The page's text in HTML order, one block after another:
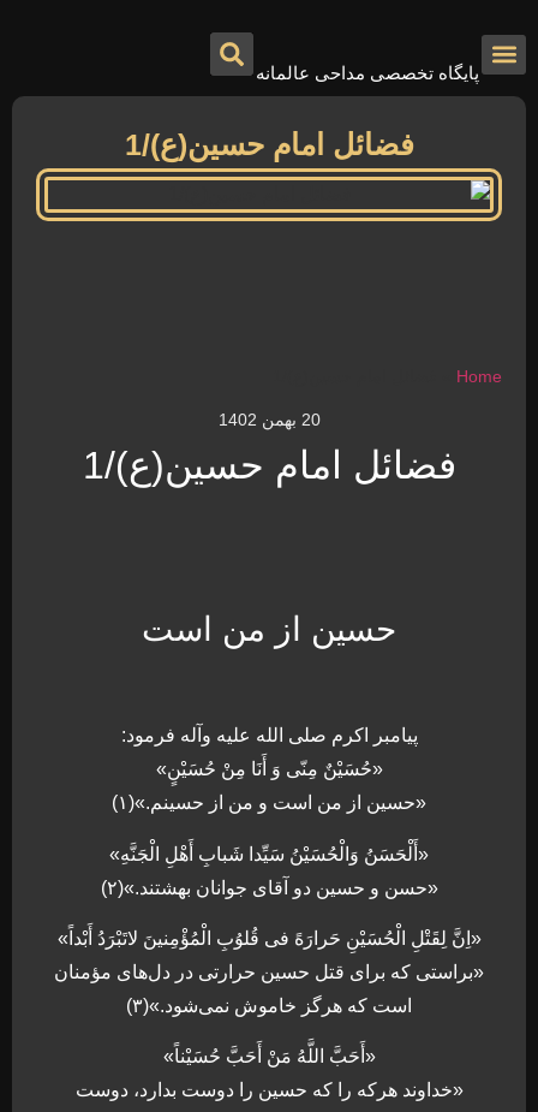
پایگاه تخصصی مداحی عالمانه
فضائل امام حسین(ع)/1
Home
20 بهمن 1402
فضائل امام حسین(ع)/1
حسین از من است
پیامبر اکرم صلی الله علیه وآله فرمود:
«حُسَیْنٌ مِنّی وَ أَنَا مِنْ حُسَیْنٍ»
«حسین از من است و من از حسینم.»(۱)
«أَلْحَسَنُ وَالْحُسَیْنُ سَیِّدا شَبابِ أَهْلِ الْجَنَّهِ»
«حسن و حسین دو آقای جوانان بهشتند.»(۲)
«اِنَّ لِقَتْلِ الْحُسَیْنِ حَرارَهً فی قُلوُبِ الْمُؤْمِنینَ لاتَبْرَدُ أَبْداً»
«براستی که برای قتل حسین حرارتی در دل‌های مؤمنان
است که هرگز خاموش نمی‌شود.»(۳)
«أَحَبَّ اللَّهُ مَنْ أَحَبَّ حُسَیْناً»
«خداوند هرکه را که حسین را دوست بدارد، دوست